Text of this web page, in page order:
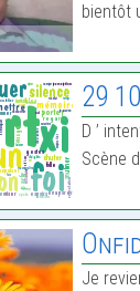
bientôt
29
D ’
Scène
Je